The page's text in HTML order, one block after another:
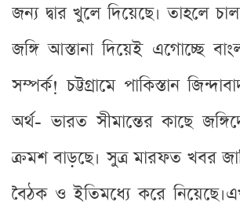
জন্য দ্বার খুলে দিয়েছে। তাহলে
জঙ্গি আস্তানা দিয়েই এগোচ্ছে
সম্পর্ক! চট্টগ্রামে পাকিস্তান
অর্থ- ভারত সীমান্তের কাছে
ক্রমশ বাড়ছে। সুত্র মারফত খবর
বৈঠক ও ইতিমধ্যে করে